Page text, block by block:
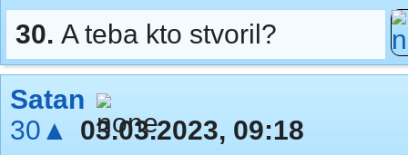
30. A teba kto stvoril?
Satan
30▲
03.03.2023, 09:18